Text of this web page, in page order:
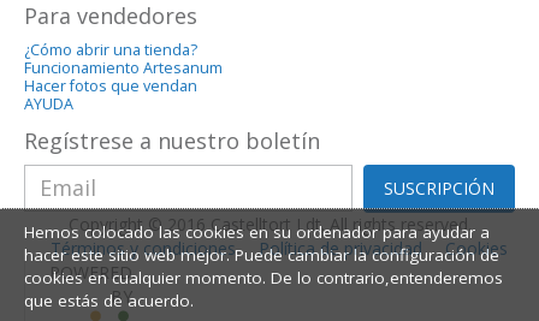
Para vendedores
¿Cómo abrir una tienda?
Funcionamiento Artesanum
Hacer fotos que vendan
AYUDA
Regístrese a nuestro boletín
SUSCRIPCIÓN
Copyright © 2016 Castelltort Ldt. All rights reserved.
Términos y condiciones
Política de privacidad
Cookies
POWERED
BY
Hemos colocado las cookies en su ordenador para ayudar a
hacer este sitio web mejor. Puede cambiar la configuración de
cookies en cualquier momento. De lo contrario,entenderemos
que estás de acuerdo.